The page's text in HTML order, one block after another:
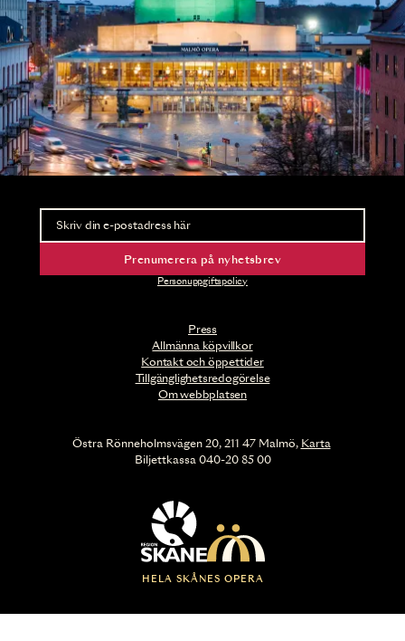
Press
Allmänna köpvillkor
Kontakt och öppettider
Tillgänglighetsredogörelse
Om webbplatsen
Nyhetsbrev
Ta del av förhandsinformation och biljettsläpp.
Prenumerera på nyhetsbrev
Personuppgiftspolicy
HELA SKÅNES OPERA
Östra Rönneholmsvägen 20, 211 47 Malmö, Karta
Biljettkassa 040-20 85 00